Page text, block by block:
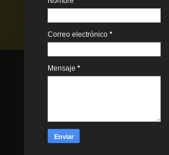
Correo electrónico *
Mensaje *